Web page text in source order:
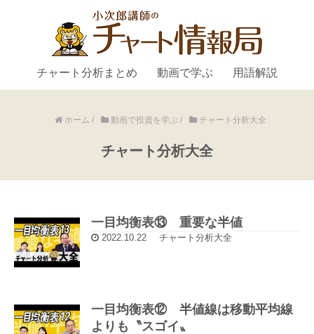
チャート分析まとめ 動画で学ぶ 用語解説
ホーム / 動画で投資を学ぶ / チャート分析大全
チャート分析大全
一目均衡表⑬ 重要な半値
2022.10.22 チャート分析大全
一目均衡表⑫ 半値線は移動平均線
よりも〝スゴイ〟